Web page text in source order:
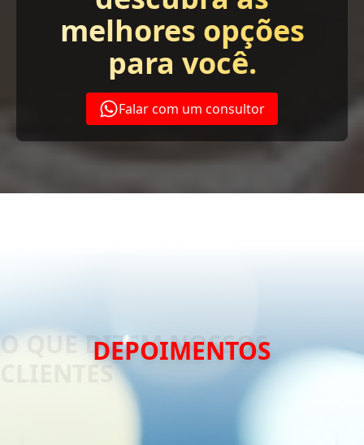
melhores opções
para você.
Falar com um consultor
DEPOIMENTOS